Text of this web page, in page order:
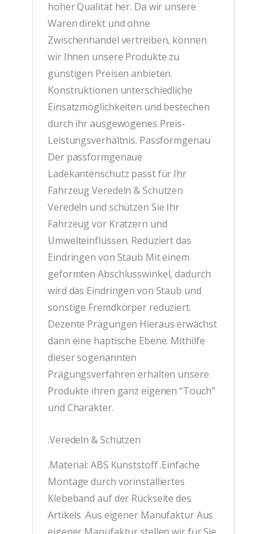
hoher Qualität her. Da wir unsere
Waren direkt und ohne
Zwischenhandel vertreiben, können
wir Ihnen unsere Produkte zu
günstigen Preisen anbieten.
Konstruktionen unterschiedliche
Einsatzmöglichkeiten und bestechen
durch ihr ausgewogenes Preis-
Leistungsverhältnis. Passformgenau
Der passformgenaue
Ladekantenschutz passt für Ihr
Fahrzeug Veredeln & Schützen
Veredeln und schützen Sie Ihr
Fahrzeug vor Kratzern und
Umwelteinflüssen. Reduziert das
Eindringen von Staub Mit einem
geformten Abschlusswinkel, dadurch
wird das Eindringen von Staub und
sonstige Fremdkörper reduziert.
Dezente Prägungen Hieraus erwächst
dann eine haptische Ebene. Mithilfe
dieser sogenannten
Prägungsverfahren erhalten unsere
Produkte ihren ganz eigenen “Touch”
und Charakter.
.Veredeln & Schützen
.Material: ABS Kunststoff .Einfache
Montage durch vorinstalliertes
Klebeband auf der Rückseite des
Artikels .Aus eigener Manufaktur Aus